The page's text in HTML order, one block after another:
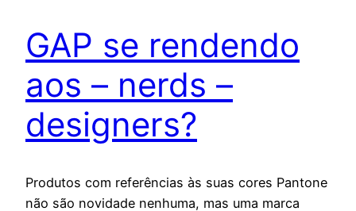
GAP se rendendo
aos – nerds –
designers?
Produtos com referências às suas cores Pantone
não são novidade nenhuma, mas uma marca